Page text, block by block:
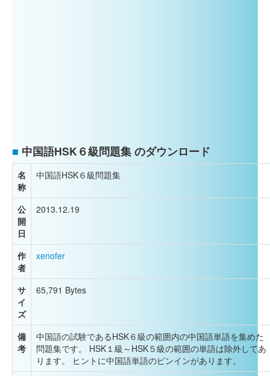
■ 中国語HSK６級問題集 のダウンロード
名
称
中国語HSK６級問題集
公
開
日
2013.12.19
作
者
xenofer
サ
イ
ズ
65,791 Bytes
備
考
中国語の試験であるHSK６級の範囲内の中国語単語を集めた
問題集です。 HSK１級～HSK５級の範囲の単語は除外してあ
ります。 ヒントに中国語単語のピンインがあります。